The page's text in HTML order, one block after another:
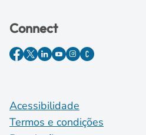
Connect
Acessibilidade
Termos e condições